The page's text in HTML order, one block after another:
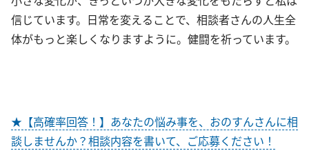
信じています。日常を変えることで、相談者さんの人生全
体がもっと楽しくなりますように。健闘を祈っています。
★【高確率回答！】あなたの悩み事を、おのすんさんに相
談しませんか？相談内容を書いて、ご応募ください！